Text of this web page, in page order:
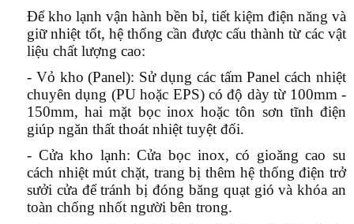
Để kho lạnh vận hành bền bỉ, tiết kiệm điện năng và
giữ nhiệt tốt, hệ thống cần được cấu thành từ các vật
liệu chất lượng cao:
- Vỏ kho (Panel): Sử dụng các tấm Panel cách nhiệt
chuyên dụng (PU hoặc EPS) có độ dày từ 100mm -
150mm, hai mặt bọc inox hoặc tôn sơn tĩnh điện
giúp ngăn thất thoát nhiệt tuyệt đối.
- Cửa kho lạnh: Cửa bọc inox, có gioăng cao su
cách nhiệt mút chặt, trang bị thêm hệ thống điện trở
sưởi cửa để tránh bị đóng băng quạt gió và khóa an
toàn chống nhốt người bên trong.